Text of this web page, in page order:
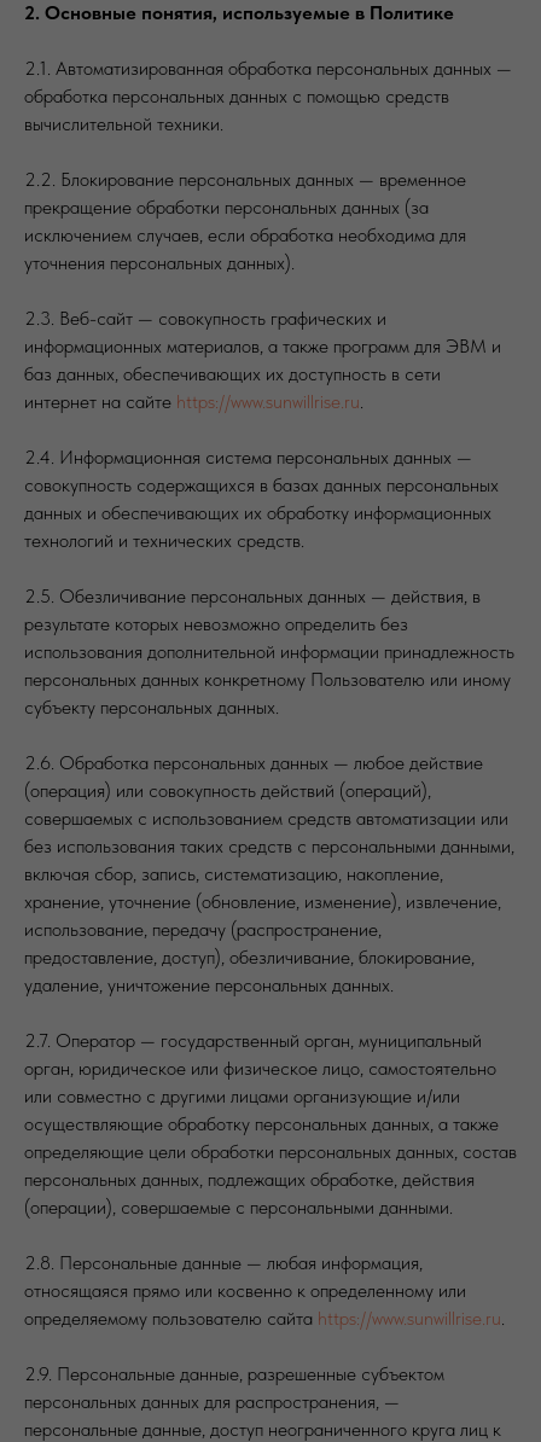
2. Основные понятия, используемые в Политике
2.1. Автоматизированная обработка персональных данных —
обработка персональных данных с помощью средств
вычислительной техники.
2.2. Блокирование персональных данных — временное
прекращение обработки персональных данных (за
исключением случаев, если обработка необходима для
уточнения персональных данных).
2.3. Веб-сайт — совокупность графических и
информационных материалов, а также программ для ЭВМ и
баз данных, обеспечивающих их доступность в сети
интернет на сайте https://www.sunwillrise.ru.
2.4. Информационная система персональных данных —
совокупность содержащихся в базах данных персональных
данных и обеспечивающих их обработку информационных
технологий и технических средств.
2.5. Обезличивание персональных данных — действия, в
результате которых невозможно определить без
использования дополнительной информации принадлежность
персональных данных конкретному Пользователю или иному
субъекту персональных данных.
2.6. Обработка персональных данных — любое действие
(операция) или совокупность действий (операций),
совершаемых с использованием средств автоматизации или
без использования таких средств с персональными данными,
включая сбор, запись, систематизацию, накопление,
хранение, уточнение (обновление, изменение), извлечение,
использование, передачу (распространение,
предоставление, доступ), обезличивание, блокирование,
удаление, уничтожение персональных данных.
2.7. Оператор — государственный орган, муниципальный
орган, юридическое или физическое лицо, самостоятельно
или совместно с другими лицами организующие и/или
осуществляющие обработку персональных данных, а также
определяющие цели обработки персональных данных, состав
персональных данных, подлежащих обработке, действия
(операции), совершаемые с персональными данными.
2.8. Персональные данные — любая информация,
относящаяся прямо или косвенно к определенному или
определяемому пользователю сайта https://www.sunwillrise.ru.
2.9. Персональные данные, разрешенные субъектом
персональных данных для распространения, —
персональные данные, доступ неограниченного круга лиц к